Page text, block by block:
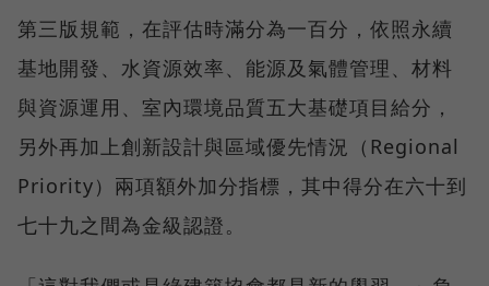
第三版規範，在評估時滿分為一百分，依照永續
基地開發、水資源效率、能源及氣體管理、材料
與資源運用、室內環境品質五大基礎項目給分，
另外再加上創新設計與區域優先情況（Regional
Priority）兩項額外加分指標，其中得分在六十到
七十九之間為金級認證。